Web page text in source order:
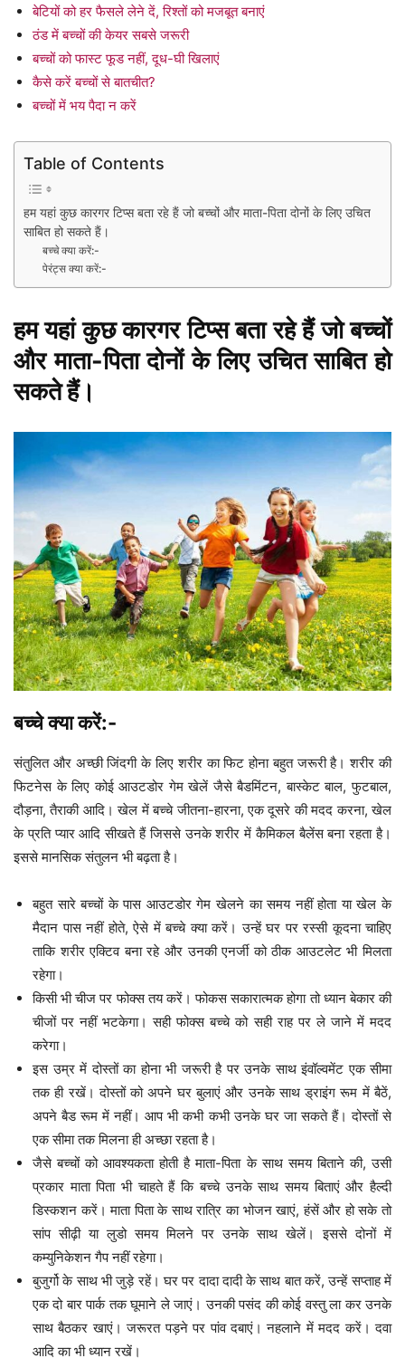
बेटियों को हर फैसले लेने दें, रिश्तों को मजबूत बनाएं
ठंड में बच्चों की केयर सबसे जरूरी
बच्चों को फास्ट फूड नहीं, दूध-घी खिलाएं
कैसे करें बच्चों से बातचीत?
बच्चों में भय पैदा न करें
Table of Contents
हम यहां कुछ कारगर टिप्स बता रहे हैं जो बच्चों और माता-पिता दोनों के लिए उचित
साबित हो सकते हैं।
बच्चे क्या करें:-
पेरंट्स क्या करें:-
हम यहां कुछ कारगर टिप्स बता रहे हैं जो बच्चों
और माता-पिता दोनों के लिए उचित साबित हो
सकते हैं।
बच्चे क्या करें:-
संतुलित और अच्छी जिंदगी के लिए शरीर का फिट होना बहुत जरूरी है। शरीर की
फिटनेस के लिए कोई आउटडोर गेम खेलें जैसे बैडमिंटन, बास्केट बाल, फुटबाल,
दौड़ना, तैराकी आदि। खेल में बच्चे जीतना-हारना, एक दूसरे की मदद करना, खेल
के प्रति प्यार आदि सीखते हैं जिससे उनके शरीर में कैमिकल बैलेंस बना रहता है।
इससे मानसिक संतुलन भी बढ़ता है।
बहुत सारे बच्चों के पास आउटडोर गेम खेलने का समय नहीं होता या खेल के
मैदान पास नहीं होते, ऐसे में बच्चे क्या करें। उन्हें घर पर रस्सी कूदना चाहिए
ताकि शरीर एक्टिव बना रहे और उनकी एनर्जी को ठीक आउटलेट भी मिलता
रहेगा।
किसी भी चीज पर फोक्स तय करें। फोकस सकारात्मक होगा तो ध्यान बेकार की
चीजों पर नहीं भटकेगा। सही फोक्स बच्चे को सही राह पर ले जाने में मदद
करेगा।
इस उम्र में दोस्तों का होना भी जरूरी है पर उनके साथ इंवॉल्वमेंट एक सीमा
तक ही रखें। दोस्तों को अपने घर बुलाएं और उनके साथ ड्राइंग रूम में बैठें,
अपने बैड रूम में नहीं। आप भी कभी कभी उनके घर जा सकते हैं। दोस्तों से
एक सीमा तक मिलना ही अच्छा रहता है।
जैसे बच्चों को आवश्यकता होती है माता-पिता के साथ समय बिताने की, उसी
प्रकार माता पिता भी चाहते हैं कि बच्चे उनके साथ समय बिताएं और हैल्दी
डिस्कशन करें। माता पिता के साथ रात्रि का भोजन खाएं, हंसें और हो सके तो
सांप सीढ़ी या लुडो समय मिलने पर उनके साथ खेलें। इससे दोनों में
कम्युनिकेशन गैप नहीं रहेगा।
बुजुर्गो के साथ भी जुड़े रहें। घर पर दादा दादी के साथ बात करें, उन्हें सप्ताह में
एक दो बार पार्क तक घूमाने ले जाएं। उनकी पसंद की कोई वस्तु ला कर उनके
साथ बैठकर खाएं। जरूरत पड़ने पर पांव दबाएं। नहलाने में मदद करें। दवा
आदि का भी ध्यान रखें।